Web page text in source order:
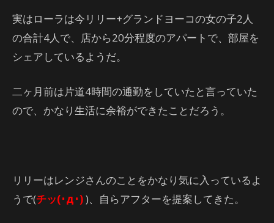
実はローラは今リリー+グランドヨーコの女の子2人
の合計4人で、店から20分程度のアパートで、部屋を
シェアしているようだ。
二ヶ月前は片道4時間の通勤をしていたと言っていた
ので、かなり生活に余裕ができたことだろう。
リリーはレンジさんのことをかなり気に入っているよ
うで(チッ(･д･))、自らアフターを提案してきた。